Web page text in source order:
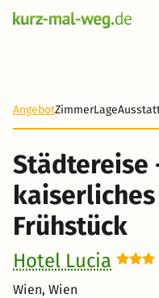
AngebotZimmerLage
Städtereise
Frühstück
Hotel Lucia
Wien, Wien